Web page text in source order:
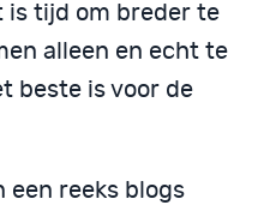
is tijd om breder te
alleen en echt te
beste is voor de
een reeks blogs